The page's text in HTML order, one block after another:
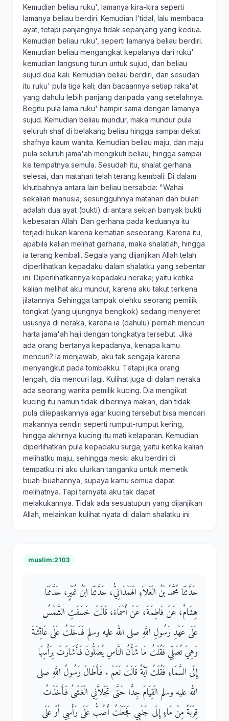
Kemudian beliau ruku', lamanya kira-kira seperti
lamanya beliau berdiri. Kemudian I'tidal, lalu membaca
ayat, tetapi panjangnya tidak sepanjang yang kedua.
Kemudian beliau ruku', seperti lamanya beliau berdiri.
Kemudian beliau mengangkat kepalanya dari ruku'
kemudian langsung turun untuk sujud, dan beliau
sujud dua kali. Kemudian beliau berdiri, dan sesudah
itu ruku' pula tiga kali; dan bacaannya setiap raka'at
yang dahulu lebih panjang daripada yang setelahnya.
Begitu pula lama ruku' hampir sama dengan lamanya
sujud. Kemudian beliau mundur, maka mundur pula
seluruh shaf di belakang beliau hingga sampai dekat
shafnya kaum wanita. Kemudian beliau maju, dan maju
pula seluruh jama'ah mengikuti beliau, hingga sampai
ke tempatnya semula. Sesudah itu, shalat gerhana
selesai, dan matahari telah terang kembali. Di dalam
khutbahnya antara lain beliau bersabda: "Wahai
sekalian manusia, sesungguhnya matahari dan bulan
adalah dua ayat (bukti) di antara sekian banyak bukti
kebesaran Allah. Dan gerhana pada keduanya itu
terjadi bukan karena kematian seseorang. Karena itu,
apabila kalian melihat gerhana, maka shalatlah, hingga
ia terang kembali. Segala yang dijanjikan Allah telah
diperlihatkan kepadaku dalam shalatku yang sebentar
ini. Diperlihatkannya kepadaku neraka; yaitu ketika
kalian melihat aku mundur, karena aku takut terkena
jilatannya. Sehingga tampak olehku seorang pemilik
tongkat (yang ujungnya bengkok) sedang menyeret
ususnya di neraka, karena ia (dahulu) pernah mencuri
harta jama'ah haji dengan tongkatya tersebut. Jika
ada orang bertanya kepadanya, kenapa kamu
mencuri? Ia menjawab, aku tak sengaja karena
menyangkut pada tombakku. Tetapi jika orang
lengah, dia mencuri lagi. Kulihat juga di dalam neraka
ada seorang wanita pemilik kucing. Dia mengikat
kucing itu namun tidak diberinya makan, dan tidak
pula dilepaskannya agar kucing tersebut bisa mencari
makannya sendiri seperti rumput-rumput kering,
hingga akhirnya kucing itu mati kelaparan. Kemudian
diperlihatkan pula kepadaku surga; yaitu ketika kalian
melihatku maju, sehingga meski aku berdiri di
tempatku ini aku ulurkan tanganku untuk memetik
buah-buahannya, supaya kamu semua dapat
melihatnya. Tapi ternyata aku tak dapat
melakukannya. Tidak ada sesuatupun yang dijanjikan
Allah, melainkan kulihat nyata di dalam shalatku ini
muslim:2103
حَدَّثَنَا مُحَمَّدُ بْنُ الْعَلاَءِ الْهَمْدَانِيُّ، حَدَّثَنَا ابْنُ نُمَيْرٍ، حَدَّثَنَا
هِشَامٌ، عَنْ فَاطِمَةَ، عَنْ أَسْمَاءَ، قَالَتْ خَسَفَتِ الشَّمْسُ
عَلَى عَهْدِ رَسُولِ اللَّهِ صلى الله عليه وسلم فَدَخَلْتُ عَلَى عَائِشَةَ
وَهِيَ تُصَلِّي فَقُلْتُ مَا شَأْنُ النَّاسِ يُصَلُّونَ فَأَشَارَتْ بِرَأْسِهَا
إِلَى السَّمَاءِ فَقُلْتُ آيَةٌ قَالَتْ نَعَمْ ‏.‏ فَأَطَالَ رَسُولُ اللَّهِ صلى
الله عليه وسلم الْقِيَامَ جِدًّا حَتَّى تَجَلاَّنِي الْغَشْىُ فَأَخَذْتُ
قِرْبَةً مِنْ مَاءٍ إِلَى جَنْبِي فَجَعَلْتُ أَصُبُّ عَلَى رَأْسِي أَوْ عَلَى